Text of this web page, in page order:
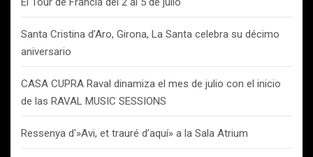
Santa Cristina d’Aro, Girona, La Santa celebra su décimo
aniversario
CASA CUPRA Raval dinamiza el mes de julio con el inicio
de las RAVAL MUSIC SESSIONS
Ressenya d'»Avi, et trauré d’aquí» a la Sala Atrium